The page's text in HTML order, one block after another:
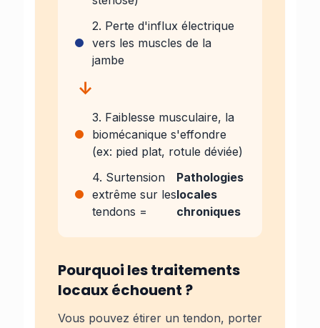
2. Perte d'influx électrique
vers les muscles de la
jambe
↓
3. Faiblesse musculaire, la
biomécanique s'effondre
(ex: pied plat, rotule déviée)
4. Surtension
extrême sur les
tendons =
Pathologies
locales
chroniques
Pourquoi les traitements
locaux échouent ?
Vous pouvez étirer un tendon, porter